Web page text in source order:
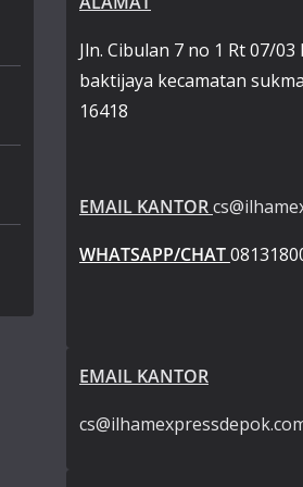
Jln. Cibulan 7 no 1 Rt 07/
baktijaya kecamatan
16418
EMAIL KANTOR
WHATSAPP/CHAT
EMAIL KANTOR